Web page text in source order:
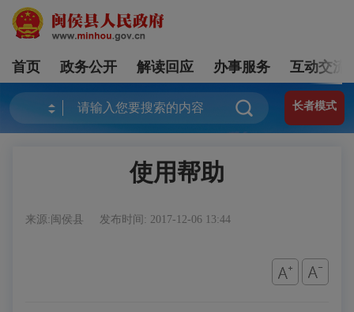
首页 政务公开 解读回应 办事服务 互动交流
长者模式
使用帮助
来源:闽侯县 发布时间: 2017-12-06 13:44